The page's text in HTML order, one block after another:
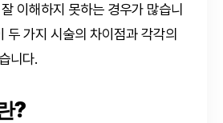
이해하지 못하는 경우가 많습니
두 가지 시술의 차이점과 각각의
니다.
?